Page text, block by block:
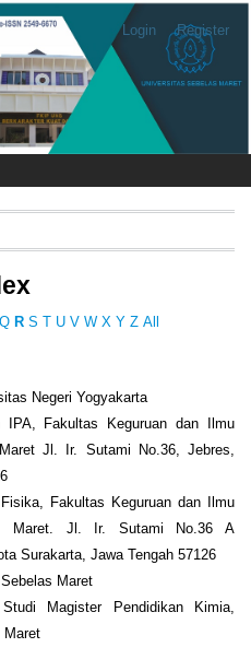
Login Register
Q R S T U V W X Y Z All
Negeri Yogyakarta
IPA, Fakultas Keguruan dan Ilmu
Jl. Ir. Sutami No.36, Jebres,
Fakultas Keguruan dan Ilmu
Maret. Jl. Ir. Sutami No.36 A
Surakarta, Jawa Tengah 57126
Maret
Magister Pendidikan Kimia,
Maret